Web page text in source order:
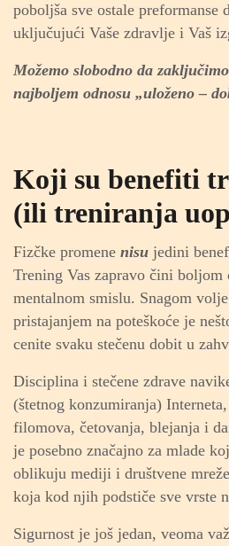
poboljša sve ostale preformanse
uključujući Vaše zdravlje i Vaš
Možemo slobodno da
najboljem odnosu „uloženo –
Koji su benefiti
(ili treniranja
Fizčke promene nisu jedini
Trening Vas zapravo čini
mentalnom smislu. Snagom
pristajanjem na poteškoće je
cenite svaku stečenu dobit u
Disciplina i stečene zdrave
(štetnog konzumiranja)
filomova, četovanja, blejanja i
je posebno značajno za mlade
oblikuju mediji i društvene
koja kod njih podstiče sve vrste
Sigurnost je još jedan, veoma